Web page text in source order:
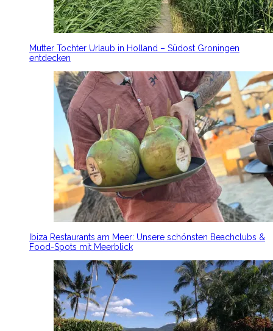
Mutter Tochter Urlaub in Holland – Südost Groningen
entdecken
Ibiza Restaurants am Meer: Unsere schönsten Beachclubs &
Food-Spots mit Meerblick